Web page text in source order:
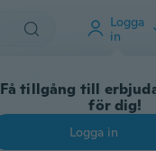
Logga
in
Få tillgång till
för dig!
Logga in
Djurtillbehör